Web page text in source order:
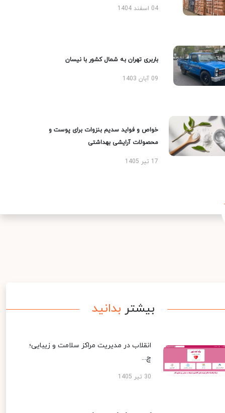
04 اسفند 1404
باربری تهران به شمال کشور با نیسان
09 آبان 1403
خواص و فواید سدیم بنزوات برای پوست و
محصولات آرایشی بهداشتی
17 تیر 1405
بیشتر بدانید
انقلاب در مدیریت مراکز سلامت و زیبایی؛
چ...
30 تیر 1405